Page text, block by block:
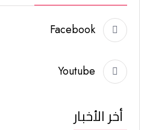
Facebook
Youtube
أخر الأخبار